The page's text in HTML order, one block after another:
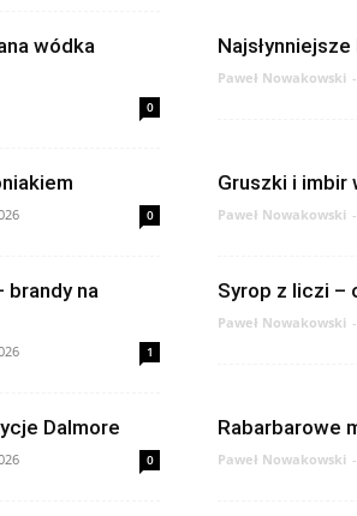
wódka
0
Paweł Nowakowski -
0
Gruszki i imbir
Paweł Nowakowski -
brandy na
1
Syrop z liczi –
Paweł Nowakowski -
Dalmore
0
Rabarbarowe
Paweł Nowakowski -